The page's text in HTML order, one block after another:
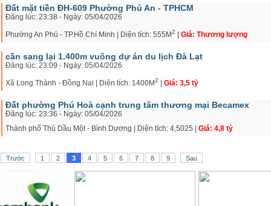
Đất mặt tiền ĐH-609 Phường Phú An - TPHCM
Đăng lúc: 23:38 - Ngày: 05/04/2026
Phường An Phú - TP.Hồ Chí Minh | Diện tích: 555M2 Giá: Thương lượng
cần sang lại 1.400m vuông dự án du lịch Đà Lạt
Đăng lúc: 23:09 - Ngày: 05/04/2026
Xã Long Thành - Đồng Nai | Diện tích: 1400M2 Giá: 3,5 tỷ
Đất phường Phú Hoà cạnh trung tâm thương mại Becamex
Đăng lúc: 23:36 - Ngày: 05/04/2026
Thành phố Thủ Dầu Một - Bình Dương | Diện tích: 4,5025 | Giá: 4,8 tỷ
Trước 1 2 3 4 5 6 7 8 9 Sau